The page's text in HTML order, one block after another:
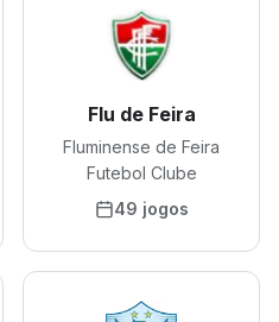
Flu de Feira
Fluminense de Feira
Futebol Clube
49 jogos